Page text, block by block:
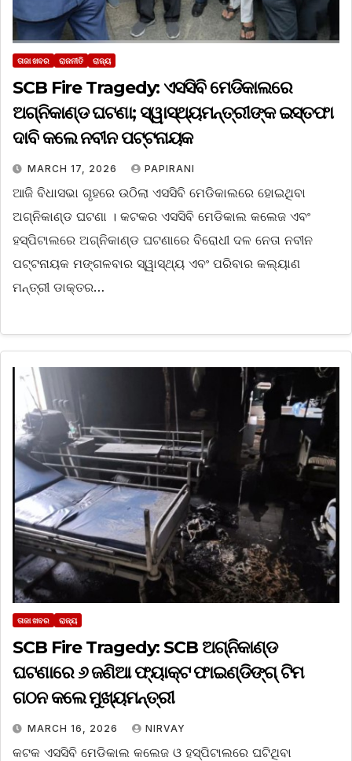
ତାଜା ଖବର ରାଜନୀତି ରାଜ୍ୟ
SCB Fire Tragedy: ଏସସିବି ମେଡିକାଲରେ
ଅଗ୍ନିକାଣ୍ଡ ଘଟଣା; ସ୍ୱାସ୍ଥ୍ୟମନ୍ତ୍ରୀଙ୍କ ଇସ୍ତଫା
ଦାବି କଲେ ନବୀନ ପଟ୍ଟନାୟକ
MARCH 17, 2026 PAPIRANI
ଆଜି ବିଧାସଭା ଗୃହରେ ଉଠିଲା ଏସସିବି ମେଡିକାଲରେ ହୋଇଥିବା
ଅଗ୍ନିକାଣ୍ଡ ଘଟଣା । କଟକର ଏସସିବି ମେଡିକାଲ କଲେଜ ଏବଂ
ହସ୍ପିଟାଲରେ ଅଗ୍ନିକାଣ୍ଡ ଘଟଣାରେ ବିରୋଧୀ ଦଳ ନେତା ନବୀନ
ପଟ୍ଟନାୟକ ମଙ୍ଗଳବାର ସ୍ୱାସ୍ଥ୍ୟ ଏବଂ ପରିବାର କଲ୍ୟାଣ
ମନ୍ତ୍ରୀ ଡାକ୍ତର…
ତାଜା ଖବର ରାଜ୍ୟ
SCB Fire Tragedy: SCB ଅଗ୍ନିକାଣ୍ଡ
ଘଟଣାରେ ୬ ଜଣିଆ ଫ୍ୟାକ୍ଟ ଫାଇଣ୍ଡିଙ୍ଗ୍ ଟିମ
ଗଠନ କଲେ ମୁଖ୍ୟମନ୍ତ୍ରୀ
MARCH 16, 2026 NIRVAY
କଟକ ଏସସିବି ମେଡିକାଲ କଲେଜ ଓ ହସ୍ପିଟାଲରେ ଘଟିଥିବା